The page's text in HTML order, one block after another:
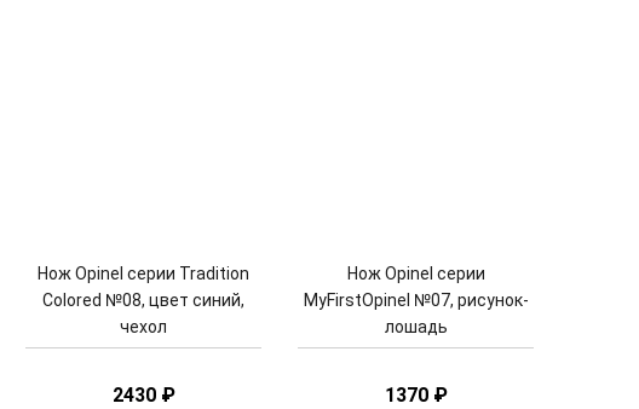
Нож Opinel серии Tradition
Colored №08, цвет синий,
чехол
2430 ₽
Нож Opinel серии
MyFirstOpinel №07, рисунок-
лошадь
1370 ₽